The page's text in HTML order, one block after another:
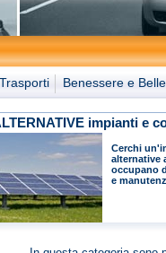
Trasporti Benessere e
impianti e
Cerchi
alternative
occupano
e